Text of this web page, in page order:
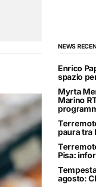
NEWS
Enrico
spazio
Myrta
Marino
paura tra
Pisa:
agosto: